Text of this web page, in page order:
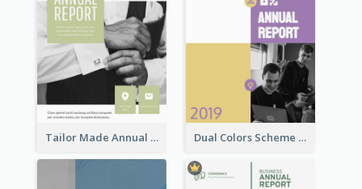
Tailor Made Annual Report Dual Colors Scheme Annual Report